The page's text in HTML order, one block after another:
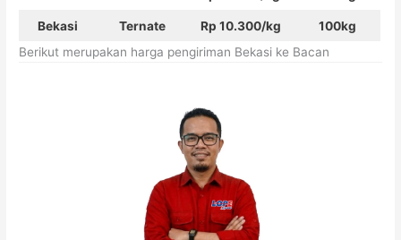
Bekasi Ternate Rp 10.300/kg
100kg
Berikut merupakan harga pengiriman Bekasi ke Bacan